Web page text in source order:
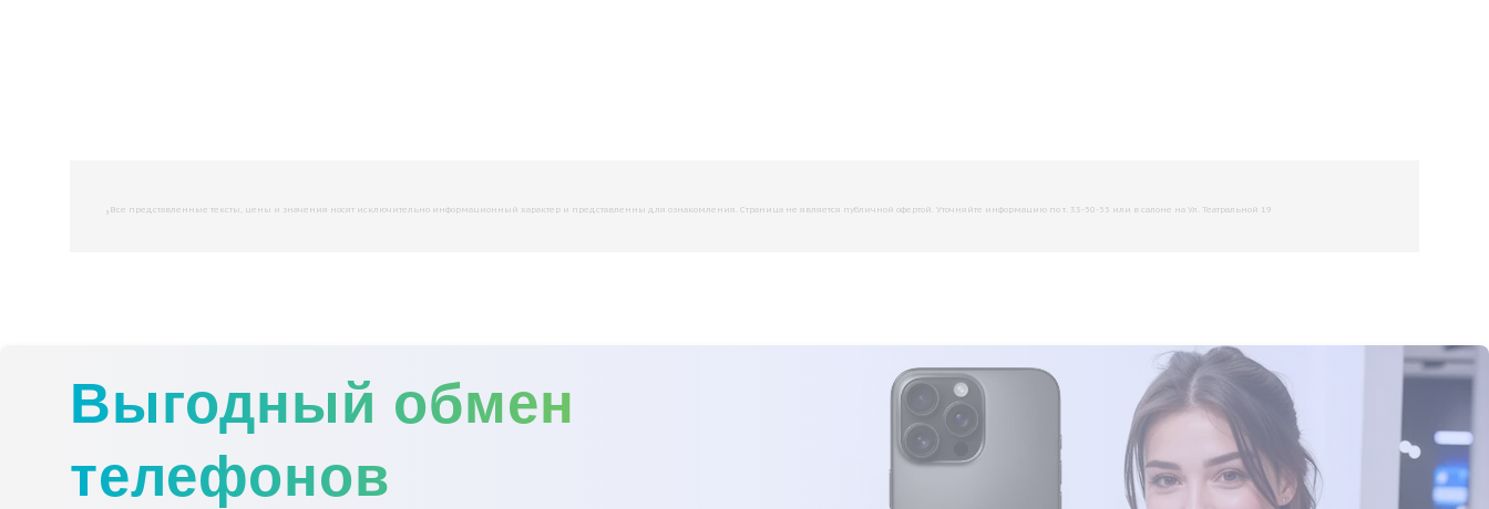
, Все представленные тексты, цены и значения носят исключительно информационный характер и представленны для ознакомления. Страница не является публичной офертой. Уточняйте информацию по т. 33-50-55 или в салоне на Ул. Театральной 19
Выгодный обмен
телефонов